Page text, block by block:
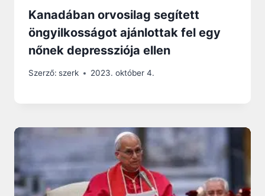
Kanadában orvosilag segített
öngyilkosságot ajánlottak fel egy
nőnek depressziója ellen
Szerző: szerk 2023. október 4.